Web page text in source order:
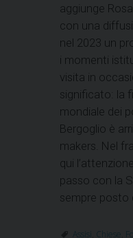
aggiunge
con una
nel 2023 un
i momenti
visita in
significato: la
mondiale dei
Bergoglio è
makers. Nel
qui
passo con la
sempre posto
Assisi Chiese